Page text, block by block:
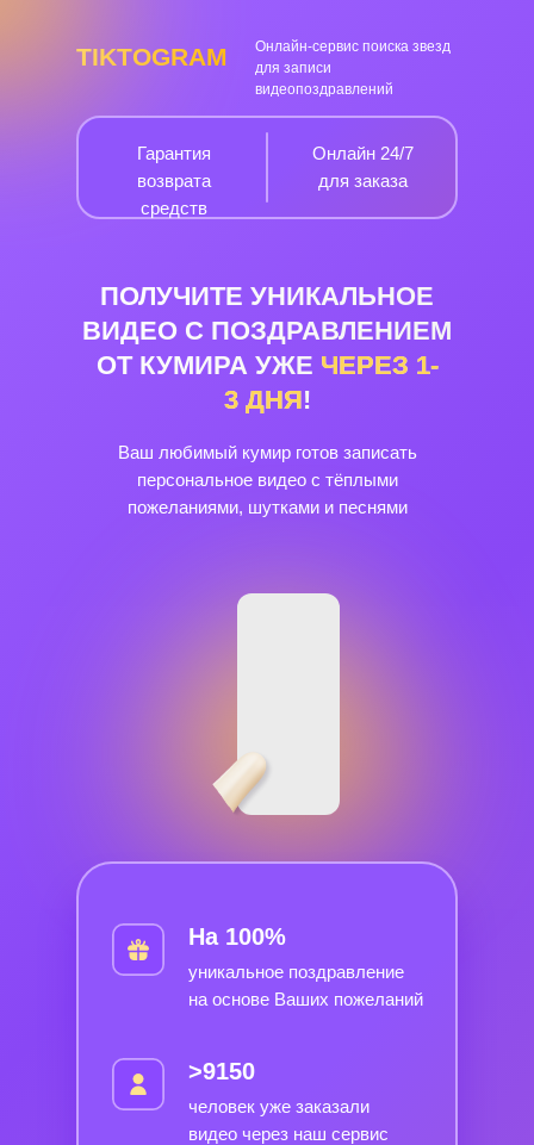
TIKTOGRAM
Ваш любимый кумир готов записать
персональное видео с тёплыми
пожеланиями, шутками и песнями
Онлайн-сервис поиска звезд
для записи
видеопоздравлений
ПОЛУЧИТЕ УНИКАЛЬНОЕ
ВИДЕО С ПОЗДРАВЛЕНИЕМ
ОТ КУМИРА УЖЕ ЧЕРЕЗ 1-
3 ДНЯ!
Онлайн 24/7
для заказа
Гарантия
возврата
средств
уникальное поздравление
на основе Ваших пожеланий
На 100%
человек уже заказали
видео через наш сервис
>9150